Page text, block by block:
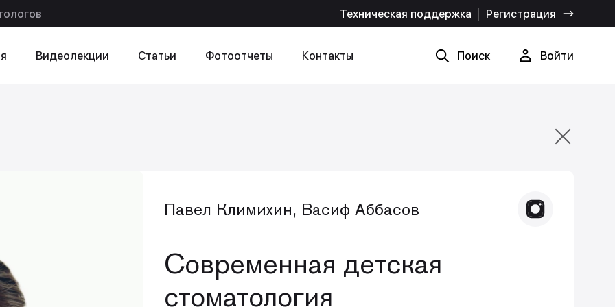
Техническая поддержка Регистрация
Видеолекции Статьи Фотоотчеты Контакты Поиск Войти
Павел Климихин, Васиф Аббасов
Современная детская
стоматология
Отмена